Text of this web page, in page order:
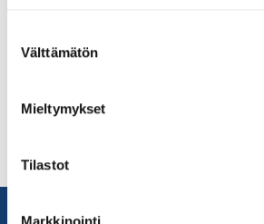
valinta
Välttämätön
Mieltymykset
Tilastot
Markkinointi
Ideapark Lempäälä ja Judoliitto
palautetta tulevia kilpailuja ja
Vastaamalla 15.3. mennessä
arvoisen Ideapark-lahjakortin
kiitettävästi ja saimme […]
Yhteystiedot